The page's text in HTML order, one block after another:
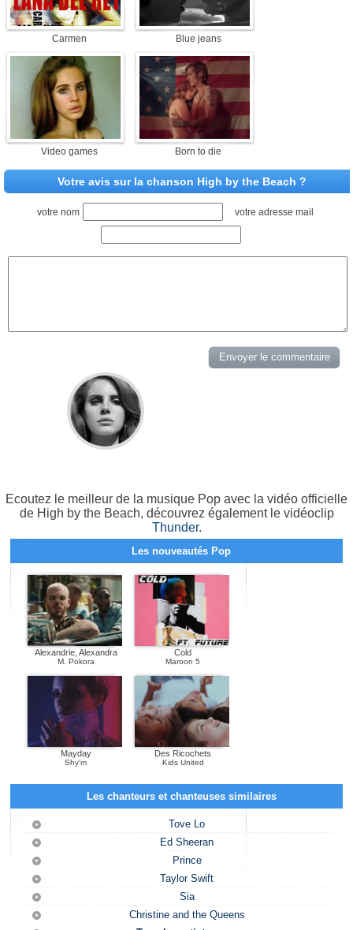
Carmen Blue jeans
Video games Born to die
Votre avis sur la chanson High by the Beach ?
votre nom votre adresse mail
Ecoutez le meilleur de la musique Pop avec la vidéo officielle
de High by the Beach, découvrez également le vidéoclip
Thunder.
Les nouveautés Pop
Alexandrie, Alexandra
M. Pokora
Cold
Maroon 5
Mayday
Shy'm
Des Ricochets
Kids United
Les chanteurs et chanteuses similaires
Tove Lo
Ed Sheeran
Prince
Taylor Swift
Sia
Christine and the Queens